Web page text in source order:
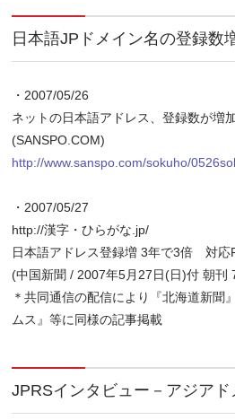
日本語JPドメイン名の登録数
・2007/05/26
ネットの日本語アドレス、登録数が
(SANSPO.COM)
http://www.sanspo.com/sokuho/
・2007/05/27
http://漢字・ひらがな.jp/
日本語アドレス登録増 3年で3倍 対応
(中国新聞 / 2007年5月27日(日)付 朝刊
＊共同通信の配信により『北海道新聞
ムス』等に同様の記事掲載
JPRSインタビュー－アジアド